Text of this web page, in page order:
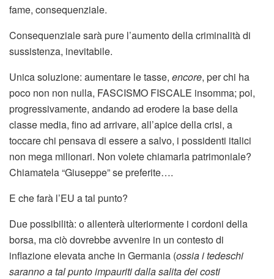
fame, consequenziale.
Consequenziale sarà pure l’aumento della criminalità di
sussistenza, inevitabile.
Unica soluzione: aumentare le tasse, encore, per chi ha
poco non non nulla, FASCISMO FISCALE insomma; poi,
progressivamente, andando ad erodere la base della
classe media, fino ad arrivare, all’apice della crisi, a
toccare chi pensava di essere a salvo, i possidenti italici
non mega milionari. Non volete chiamarla patrimoniale?
Chiamatela “Giuseppe” se preferite….
E che farà l’EU a tal punto?
Due possibilità: o allenterà ulteriormente i cordoni della
borsa, ma ciò dovrebbe avvenire in un contesto di
inflazione elevata anche in Germania (ossia i tedeschi
saranno a tal punto impauriti dalla salita dei costi